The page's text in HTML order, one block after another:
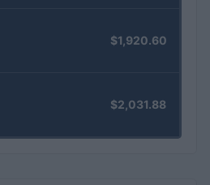
$1,920.60
$2,031.88